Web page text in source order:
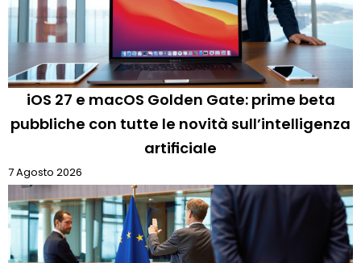
iOS 27 e macOS Golden Gate: prime beta
pubbliche con tutte le novità sull’intelligenza
artificiale
7 Agosto 2026